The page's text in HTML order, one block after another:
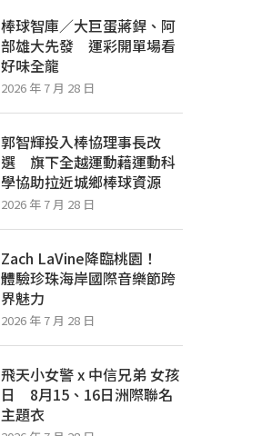
棒球智庫／大巨蛋蔣銲、阿
部雄大先發 運彩開單場看
好味全龍
2026 年 7 月 28 日
郭智輝投入棒協理事長改
選 旗下全越運動藉運動科
學協助拉近城鄉棒球資源
2026 年 7 月 28 日
Zach LaVine降臨桃園！
體驗珍珠海岸國際音樂節跨
界魅力
2026 年 7 月 28 日
飛天小女警 x 中信兄弟 女孩
日 8月15、16日洲際聯名
主題衣